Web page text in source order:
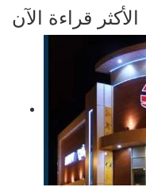
الأكثر قراءة الآن